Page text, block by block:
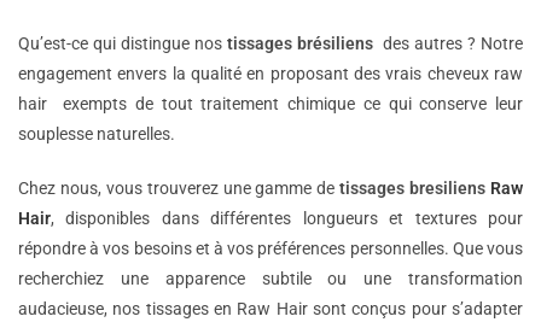
Qu’est-ce qui distingue nos tissages brésiliens des autres ? Notre
engagement envers la qualité en proposant des vrais cheveux raw
hair exempts de tout traitement chimique ce qui conserve leur
souplesse naturelles.
Chez nous, vous trouverez une gamme detissages bresiliens Raw
Hair, disponibles dans différentes longueurs et textures pour
répondre à vos besoins et à vos préférences personnelles. Que vous
recherchiez une apparence subtile ou une transformation
audacieuse, nos tissages en Raw Hair sont conçus pour s’adapter